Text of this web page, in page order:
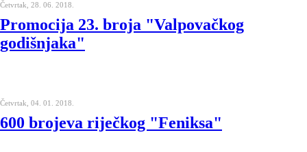
Četvrtak, 28. 06. 2018.
Promocija 23. broja "Valpovačkog
godišnjaka"
Četvrtak, 04. 01. 2018.
600 brojeva riječkog "Feniksa"